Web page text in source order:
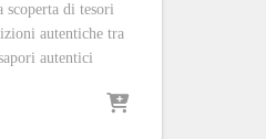
scoperta di tesori
autentiche tra
autentici